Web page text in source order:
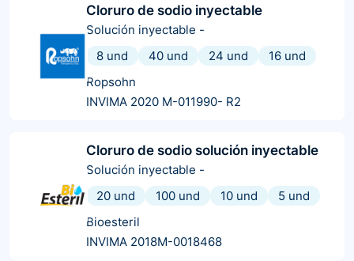
Cloruro de sodio inyectable
Solución inyectable -
8 und
40 und 24 und
16 und
Ropsohn
INVIMA 2020 M-011990- R2
Cloruro de sodio solución inyectable
Solución inyectable -
20 und
100 und 10 und
5 und
Bioesteril
INVIMA 2018M-0018468